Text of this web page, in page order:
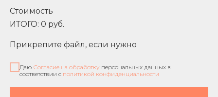
Стоимость
ИТОГО: 0 руб.
Прикрепите файл, если нужно
Даю Согласие на обработку персональных данных в
соответствии с политикой конфиденциальности